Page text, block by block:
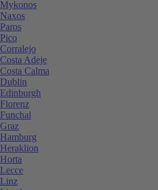
Mykonos
Naxos
Paros
Pico
Corralejo
Costa Adeje
Costa Calma
Dublin
Edinburgh
Florenz
Funchal
Graz
Hamburg
Heraklion
Horta
Lecce
Linz